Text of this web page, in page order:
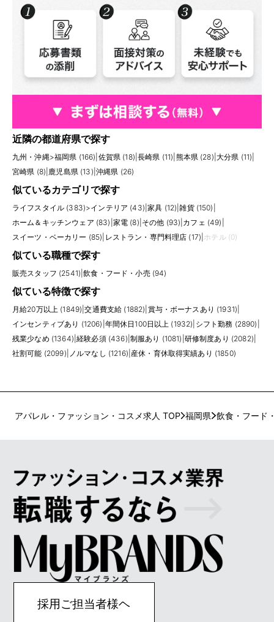
近隣の都道府県で探す
九州・沖縄>福岡県 (166) 佐賀県 (18) |長崎県 (11) 熊本県 (28) 大分県 (11)
宮崎県 (8) 鹿児島県 (13) 沖縄県 (26)
似ているカテゴリで探す
ライフスタイル (383)>インテリア (43) |家具 (12) |雑貨 (150)
ホーム＆キッチンウェア (83) 家電 (8) その他 (93) カフェ (49)
スイーツ・ベーカリー (85) レストラン・専門料理店 (17) ホテル (0)
似ている職種で探す
販売スタッフ (2541) |飲食・フード・小売 (94)
似ている特徴で探す
月給20万以上 (1849) |交通費支給 (1882) 賞与・ボーナスあり (1931)
インセンティブあり (1206) 年間休日100日以上 (1932) シフト勤務 (2890)
残業少なめ (1364) |経験必須 (436) 制服あり (1081) 研修制度あり (2082)
社割可能 (2099) ノルマなし (1216) 産休・育休取得実績あり (1850)
アパレル・ファッション・コスメ求人 TOP 福岡県 飲食・フード
採用ご担当者様ヘ